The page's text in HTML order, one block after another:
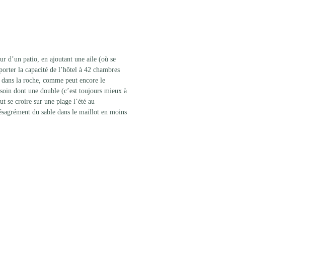
d’un patio, en ajoutant une aile (où se
la capacité de l’hôtel à 42 chambres
la roche, comme peut encore le
dont une double (c’est toujours mieux à
se croire sur une plage l’été au
du sable dans le maillot en moins